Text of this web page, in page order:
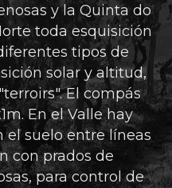
y la Quinta do
toda esquisición
tipos de
solar y altitud,
El compás
En el Valle hay
el suelo entre líneas
con prados de
para control de